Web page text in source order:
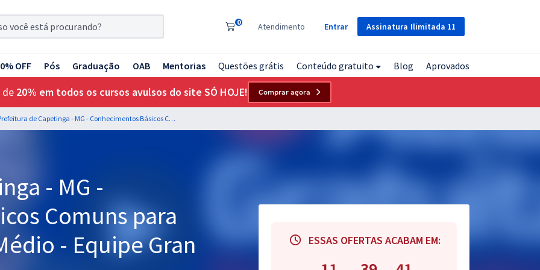
Assinatura Ilimitada 11
0 Atendimento Entrar
OFF Pós Graduação OAB Mentorias Questões grátis Conteúdo gratuito Blog Aprovados
de 20% em todos os cursos avulsos do site SÓ HOJE! Comprar agora
Prefeitura de Capetinga - MG - Conhecimentos Básicos Comuns para os Cargos de Nível Médio - Equipe Gran
- MG -
Comuns para
- Equipe Gran
ESSAS OFERTAS ACABAM EM: